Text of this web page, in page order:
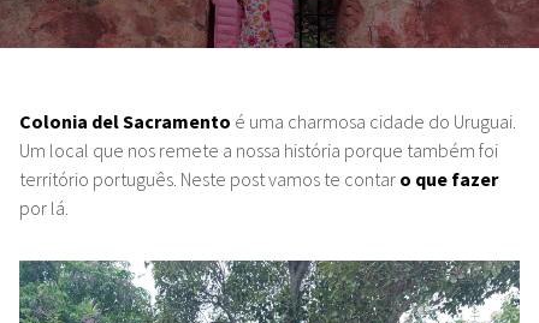
Colonia del Sacramento é uma charmosa cidade do Uruguai.
Um local que nos remete a nossa história porque também foi
território português. Neste post vamos te contar o que fazer
por lá.